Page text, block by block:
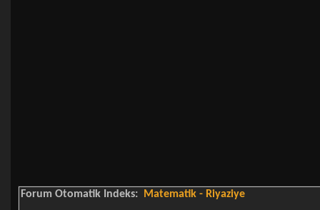
Forum Otomatik Indeks: Matematik - Riyaziye